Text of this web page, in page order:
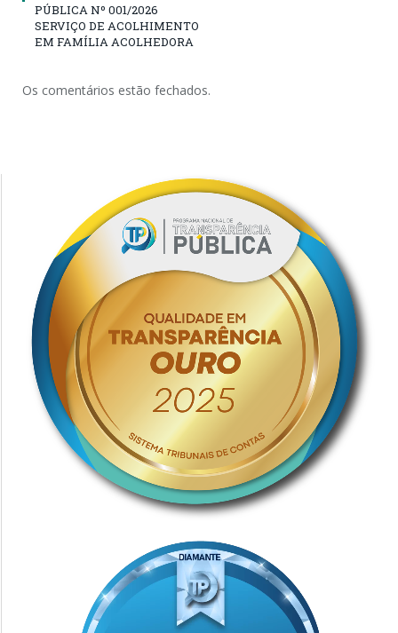
PÚBLICA Nº 001/2026
SERVIÇO DE ACOLHIMENTO
EM FAMÍLIA ACOLHEDORA
Os comentários estão fechados.